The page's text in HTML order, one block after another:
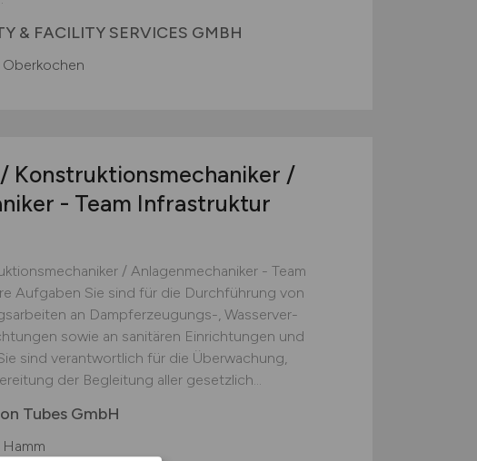
& FACILITY SERVICES GMBH
Oberkochen
Konstruktionsmechaniker /
- Team Infrastruktur
/ Anlagenmechaniker - Team
Aufgaben Sie sind für die Durchführung von
an Dampferzeugungs-, Wasserver-
sowie an sanitären Einrichtungen und
sind verantwortlich für die Überwachung,
der Begleitung aller gesetzlich...
Tubes GmbH
Hamm